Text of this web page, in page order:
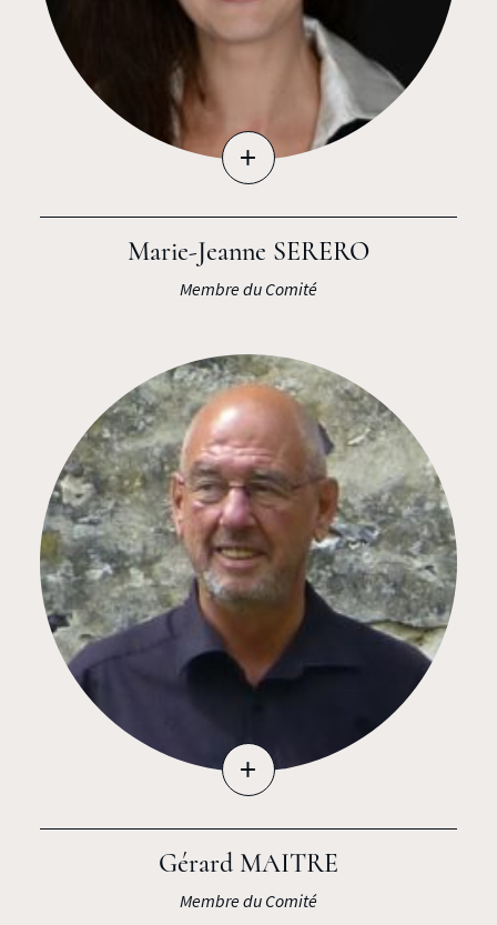
+
Marie-Jeanne SERERO
Membre du Comité
+
Gérard MAITRE
Membre du Comité